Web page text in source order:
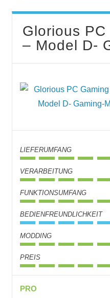
Glorious
– Model D-
LIEFERUMFANG
VERARBEITUNG
FUNKTIONSUMFANG
BEDIENFREUNDLICHKEIT
MODDING
PREIS
PRO